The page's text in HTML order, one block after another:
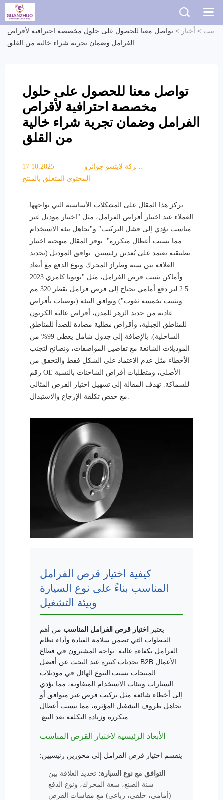
بيت > أخبار > تواصل معنا للحصول على حلول مخصصة احترافية لأقراص
الفرامل وضمان تجربة شراء خالية من القلق
تواصل معنا للحصول على حلول
مخصصة احترافية لأقراص
الفرامل وضمان تجربة شراء خالية
من القلق
17 10,2025
شركة لايتشو جوانزو
التجارية المحدودةالمحتوى المتعلق بالمنتج
يركز هذا المقال على المشكلات الأساسية التي يواجهها
العملاء عند اختيار أقراص الفرامل، مثل "اختيار موديل غير
مناسب يؤدي إلى فشل التركيب" و"تجاهل بيئة الاستخدام
مما يسبب أعطال متكررة". يوفر المقال منهجية اختيار
تطبيقية تعتمد على بُعدين رئيسيين: توافق الموديل (تحديد
العلاقة بين سنة وطراز المحرك ونوع الدفع مع أبعاد
وأماكن تثبيت قرص الفرامل، مثل "تويوتا كامري 2023
2.5 لتر دفع أمامي تحتاج إلى قرص فرامل بقطر 320 مم
وتثبيت بخمسة ثقوب") وتوافق البيئة (توصيات بأقراص
عادية من حديد الزهر للمدن، أقراص عالية الكربون
للمناطق الجبلية، وأقراص مطلية مضادة للصدأ للمناطق
الساحلية). بالإضافة إلى جدول شامل يغطي 99% من
الموديلات الشائعة مع تفاصيل المواصفات، ونصائح لتجنب
الأخطاء مثل عدم الاعتماد على الشكل فقط والتحقق من
رقم OE الأصلي، ومتطلبات أقراص الشاحنات بالنسبة
للسماكة. تهدف المقالة إلى تسهيل اختيار القرص المثالي
مع خفض تكلفة الإرجاع والاستبدال.
كيفية اختيار قرص الفرامل
المناسب بناءً على نوع السيارة
وبيئة التشغيل
يعتبر اختيار قرص الفرامل المناسب من أهم
الخطوات التي تضمن سلامة القيادة وأداء نظام
الفرامل بكفاءة عالية. يواجه المشترون في قطاع
الأعمال B2B تحديات كبيرة عند البحث عن أفضل
المنتجات بسبب التنوع الهائل في موديلات
السيارات وبيئات الاستخدام المتفاوتة، مما يؤدي
إلى أخطاء شائعة مثل تركيب قرص غير متوافق أو
تجاهل ظروف التشغيل المؤثرة، مما يسبب أعطال
متكررة وزيادة التكلفة بعد البيع.
الأبعاد الرئيسية لاختيار القرص المناسب
ينقسم اختيار قرص الفرامل إلى محورين رئيسيين:
التوافق مع نوع السيارة: تحديد العلاقة بين
سنة الصنع، سعة المحرك، ونوع الدفع
(أمامي، خلفي، رباعي) مع مقاسات القرص